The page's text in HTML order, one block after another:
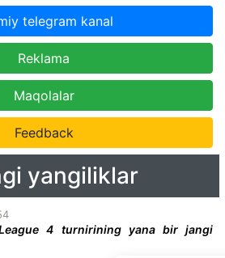
telegram kanal
Reklama
Maqolalar
Feedback
yangiliklar
4 turnirining yana bir jangi